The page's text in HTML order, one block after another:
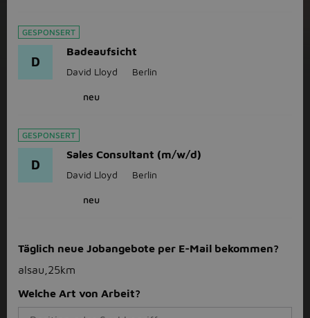
GESPONSERT
D
Badeaufsicht
David Lloyd Berlin
neu
GESPONSERT
D
Sales Consultant (m/w/d)
David Lloyd Berlin
neu
Täglich neue Jobangebote per E-Mail bekommen?
alsau,25km
Welche Art von Arbeit?